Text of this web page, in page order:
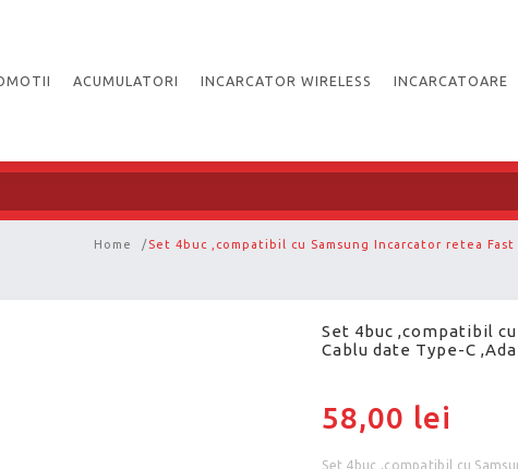
ACUMULATORI INCARCATOR WIRELESS INCARCATOARE
Home /Set 4buc ,compatibil cu Samsung Incarcator retea
Set 4buc ,compatibil
Cablu date Type-C
58,00 lei
Set 4buc ,compatibil cu